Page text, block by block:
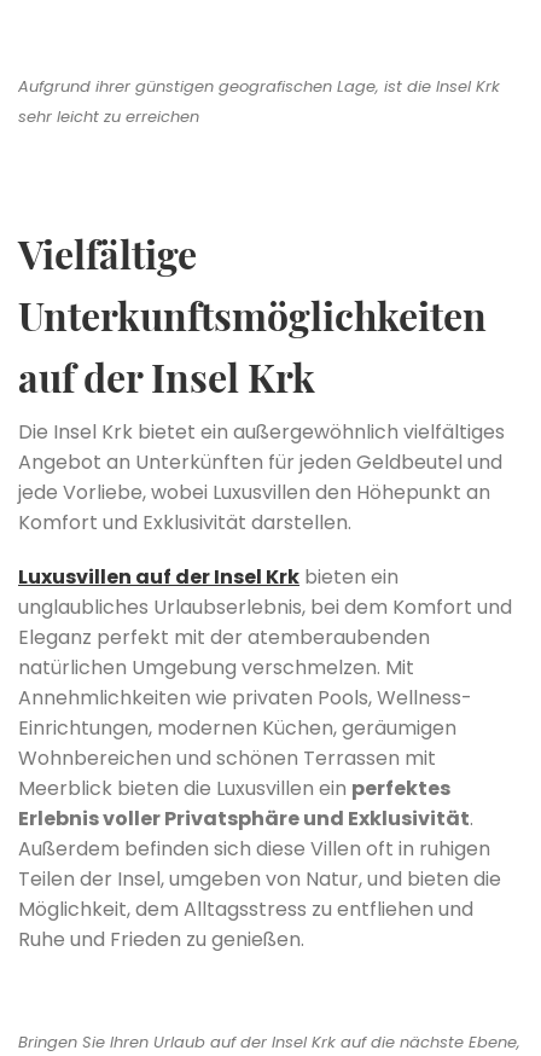
Aufgrund ihrer günstigen geografischen Lage, ist die Insel Krk
sehr leicht zu erreichen
Vielfältige
Unterkunftsmöglichkeiten
auf der Insel Krk
Die Insel Krk bietet ein außergewöhnlich vielfältiges
Angebot an Unterkünften für jeden Geldbeutel und
jede Vorliebe, wobei Luxusvillen den Höhepunkt an
Komfort und Exklusivität darstellen.
Luxusvillen auf der Insel Krk bieten ein
unglaubliches Urlaubserlebnis, bei dem Komfort und
Eleganz perfekt mit der atemberaubenden
natürlichen Umgebung verschmelzen. Mit
Annehmlichkeiten wie privaten Pools, Wellness-
Einrichtungen, modernen Küchen, geräumigen
Wohnbereichen und schönen Terrassen mit
Meerblick bieten die Luxusvillen ein perfektes
Erlebnis voller Privatsphäre und Exklusivität.
Außerdem befinden sich diese Villen oft in ruhigen
Teilen der Insel, umgeben von Natur, und bieten die
Möglichkeit, dem Alltagsstress zu entfliehen und
Ruhe und Frieden zu genießen.
Bringen Sie Ihren Urlaub auf der Insel Krk auf die nächste Ebene,